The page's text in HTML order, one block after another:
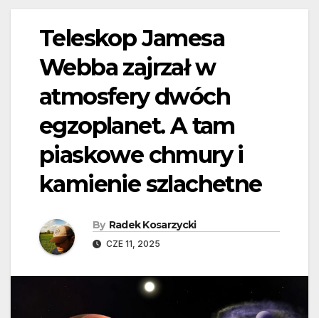
Teleskop Jamesa
Webba zajrzał w
atmosfery dwóch
egzoplanet. A tam
piaskowe chmury i
kamienie szlachetne
By Radek Kosarzycki
CZE 11, 2025